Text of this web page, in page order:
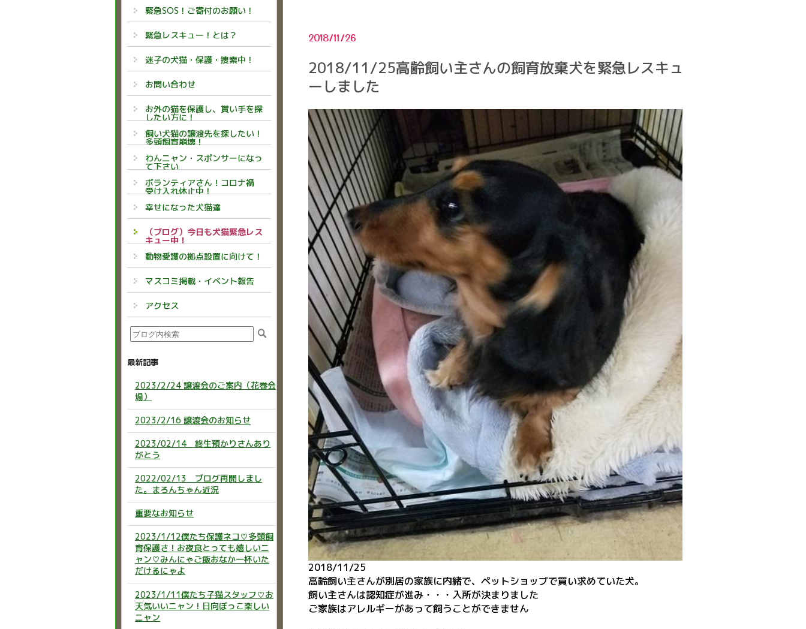
2018/11/26
2018/11/25高齢飼い主さんの飼育放棄犬を緊急レスキュ
ーしました
2018/11/25
高齢飼い主さんが別居の家族に内緒で、ペットショップで買い求めていた犬。
飼い主さんは認知症が進み・・・入所が決まりました
ご家族はアレルギーがあって飼うことができません
緊急SOS！ご寄付のお願い！
緊急レスキュー！とは？
迷子の犬猫・保護・捜索中！
お問い合わせ
お外の猫を保護し、貰い手を探
したい方に！
飼い犬猫の譲渡先を探したい！
多頭飼育崩壊！
わんニャン・スポンサーになっ
て下さい
ボランティアさん！コロナ禍
受け入れ休止中！
幸せになった犬猫達
（ブログ）今日も犬猫緊急レス
キュー中！
動物愛護の拠点設置に向けて！
マスコミ掲載・イベント報告
アクセス
最新記事
2023/2/24 譲渡会のご案内（花巻会
場）
2023/2/16 譲渡会のお知らせ
2023/02/14 終生預かりさんあり
がとう
2022/02/13 ブログ再開しまし
た。まろんちゃん近況
重要なお知らせ
2023/1/12僕たち保護ネコ♡多頭飼
育保護さ！お夜食とっても嬉しいニ
ャン♡みんにゃご飯おなか一杯いた
だけるにゃよ
2023/1/11僕たち子猫スタッフ♡お
天気いいニャン！日向ぼっこ楽しい
ニャン